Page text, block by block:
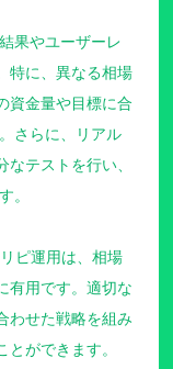
果やユーザーレ
特に、異なる相場
資金量や目標に合
さらに、リアル
テストを行い、
。
ピ運用は、相場
有用です。適切な
わせた戦略を組み
ができます。